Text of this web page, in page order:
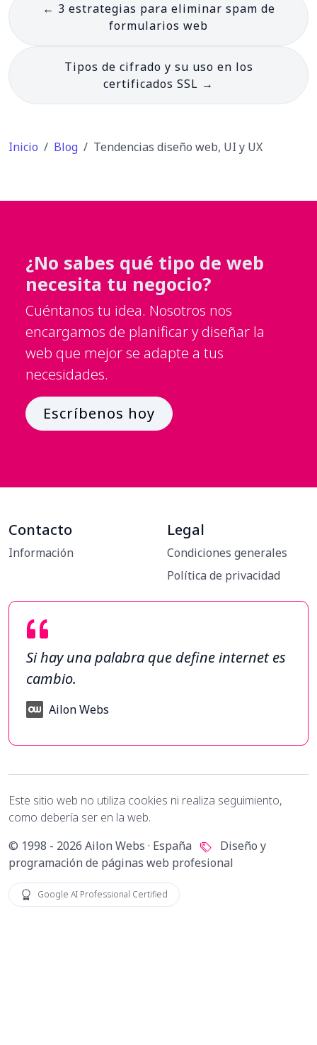
← 3 estrategias para eliminar spam de
formularios web
Tipos de cifrado y su uso en los
certificados SSL →
Inicio Blog Tendencias diseño web, UI y UX
¿No sabes qué tipo de web
necesita tu negocio?
Cuéntanos tu idea. Nosotros nos
encargamos de planificar y diseñar la
web que mejor se adapte a tus
necesidades.
Escríbenos hoy
Contacto
Información
Legal
Condiciones generales
Política de privacidad
Si hay una palabra que define internet es
cambio.
Ailon Webs
Este sitio web no utiliza cookies ni realiza seguimiento,
como debería ser en la web.
© 1998 - 2026 Ailon Webs · España
Diseño y
programación de páginas web profesional
Google AI Professional Certified